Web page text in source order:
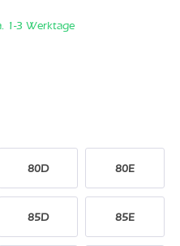
1-3 Werktage
80D 80E
85D 85E